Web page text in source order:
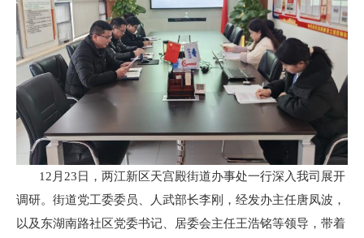
12月23日，两江新区天宫殿街道办事处一行深入我司展开
调研。街道党工委委员、人武部长李刚，经发办主任唐凤波，
以及东湖南路社区党委书记、居委会主任王浩铭等领导，带着